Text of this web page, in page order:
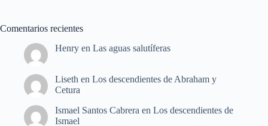
Comentarios recientes
Henry en Las aguas salutíferas
Liseth en Los descendientes de Abraham y
Cetura
Ismael Santos Cabrera en Los descendientes de
Ismael